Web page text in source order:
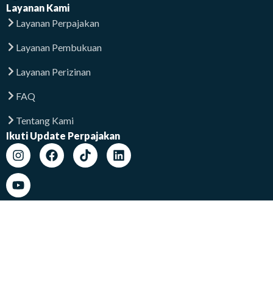
Layanan Kami
Layanan Perpajakan
Layanan Pembukuan
Layanan Perizinan
FAQ
Tentang Kami
Ikuti Update Perpajakan